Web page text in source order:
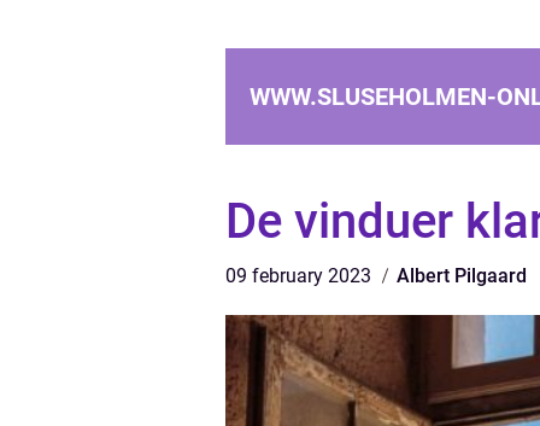
WWW.SLUSEHOLMEN-
De vinduer
09 february 2023 Albert Pilgaard